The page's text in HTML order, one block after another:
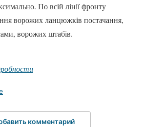
По всій лінії фронту
ворожих ланцюжків постачання,
ворожих штабів.
комментарий